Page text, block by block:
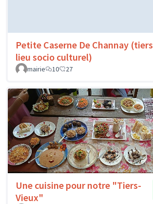
Petite Caserne De Channay (tiers
lieu socio culturel)
mairie
10 27
Une cuisine pour notre "Tiers-
Vieux"